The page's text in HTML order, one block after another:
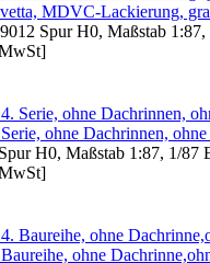
MDVC-Lackierung,
Spur H0, Maßstab
ohne Dachrinnen,
H0, Maßstab 1:87, 1/
ohne